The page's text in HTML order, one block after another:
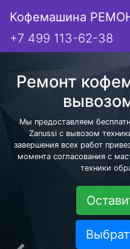
Кофемашина
+7 499 113-62-38
Ремонт
Мы предоставляем
Zanussi с вывозом
завершения всех работ
момента согласования с
техники